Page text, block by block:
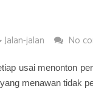
Jalan-jalan No
usai menonton
menawan tidak